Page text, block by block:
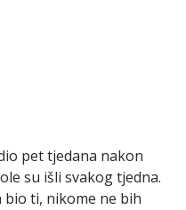
pet tjedana nakon
su išli svakog tjedna.
bio ti, nikome ne bih